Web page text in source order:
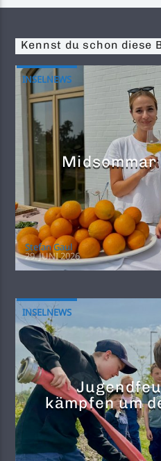
Kennst du schon diese
INSELNEWS
Stefan Gaul
29. JUNI 2026
INSELNEWS
kämpfen um